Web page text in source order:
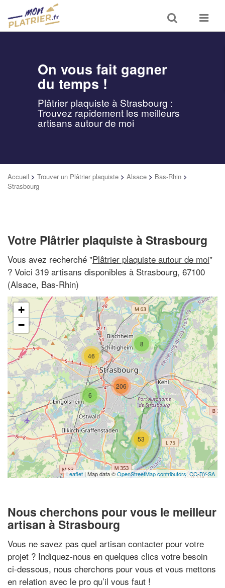
Toggle
search
Toggle
On vous fait gagner
du temps !
Plâtrier plaquiste à Strasbourg :
Trouvez rapidement les meilleurs
artisans autour de moi
Accueil > Trouver un Plâtrier plaquiste > Alsace > Bas-Rhin >
Strasbourg
Votre Plâtrier plaquiste à Strasbourg
Vous avez recherché "Plâtrier plaquiste autour de moi"
? Voici 319 artisans disponibles à Strasbourg, 67100
(Alsace, Bas-Rhin)
6
8
46
53
206
+
−
Leaflet | Map data ©OpenStreetMap contributors,CC-BY-SA
Nous cherchons pour vous le meilleur
artisan à Strasbourg
Vous ne savez pas quel artisan contacter pour votre
projet ? Indiquez-nous en quelques clics votre besoin
ci-dessous, nous cherchons pour vous et vous mettons
en relation avec le pro qu’il vous faut !